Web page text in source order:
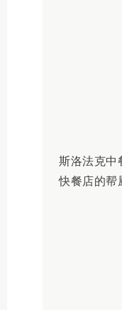
斯洛法克中
快餐店的帮